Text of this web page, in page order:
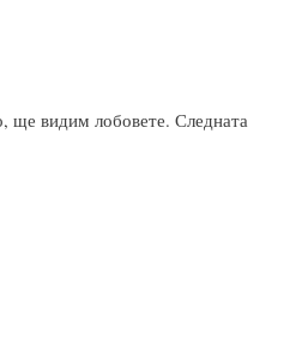
ще видим лобовете. Следната